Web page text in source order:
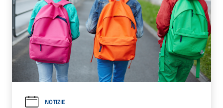
NOTIZIE